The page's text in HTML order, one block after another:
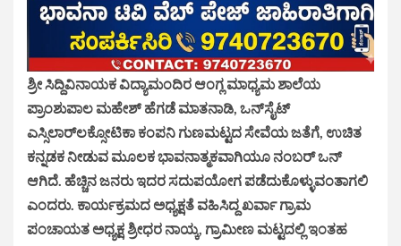
ಶ್ರೀ ಸಿದ್ದಿವಿನಾಯಕ ವಿದ್ಯಾಮಂದಿರ ಆಂಗ್ಲ ಮಾಧ್ಯಮ ಶಾಲೆಯ
ಪ್ರಾಂಶುಪಾಲ ಮಹೇಶ್ ಹೆಗಡೆ ಮಾತನಾಡಿ, ಒನ್‌ಸೈಟ್
ಎಸ್ಸಿಲಾರ್‌ಲಕ್ಸೋಟಿಕಾ ಕಂಪನಿ ಗುಣಮಟ್ಟದ ಸೇವೆಯ ಜತೆಗೆ, ಉಚಿತ
ಕನ್ನಡಕ ನೀಡುವ ಮೂಲಕ ಭಾವನಾತ್ಮಕವಾಗಿಯೂ ನಂಬರ್ ಒನ್
ಆಗಿದೆ. ಹೆಚ್ಚಿನ ಜನರು ಇದರ ಸದುಪಯೋಗ ಪಡೆದುಕೊಳ್ಳುವಂತಾಗಲಿ
ಎಂದರು. ಕಾರ್ಯಕ್ರಮದ ಅಧ್ಯಕ್ಷತೆ ವಹಿಸಿದ್ದ ಖರ್ವಾ ಗ್ರಾಮ
ಪಂಚಾಯತ ಅಧ್ಯಕ್ಷ ಶ್ರೀಧರ ನಾಯ್ಕ, ಗ್ರಾಮೀಣ ಮಟ್ಟದಲ್ಲಿ ಇಂತಹ